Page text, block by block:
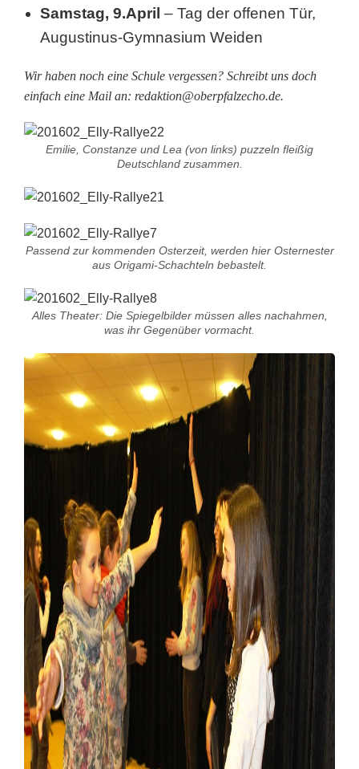
Samstag, 9.April – Tag der offenen Tür,
Augustinus-Gymnasium Weiden
Wir haben noch eine Schule vergessen? Schreibt uns doch
einfach eine Mail an: redaktion@oberpfalzecho.de.
Emilie, Constanze und Lea (von links) puzzeln fleißig
Deutschland zusammen.
Passend zur kommenden Osterzeit, werden hier Osternester
aus Origami-Schachteln bebastelt.
Alles Theater: Die Spiegelbilder müssen alles nachahmen,
was ihr Gegenüber vormacht.